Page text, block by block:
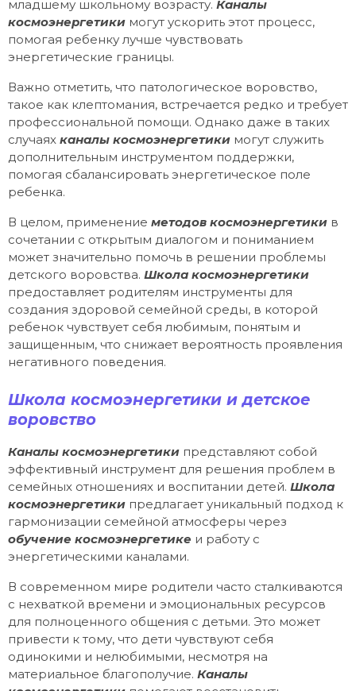
младшему школьному возрасту. Каналы
космоэнергетики могут ускорить этот процесс,
помогая ребенку лучше чувствовать
энергетические границы.
Важно отметить, что патологическое воровство,
такое как клептомания, встречается редко и требует
профессиональной помощи. Однако даже в таких
случаях каналы космоэнергетики могут служить
дополнительным инструментом поддержки,
помогая сбалансировать энергетическое поле
ребенка.
В целом, применение методов космоэнергетики в
сочетании с открытым диалогом и пониманием
может значительно помочь в решении проблемы
детского воровства. Школа космоэнергетики
предоставляет родителям инструменты для
создания здоровой семейной среды, в которой
ребенок чувствует себя любимым, понятым и
защищенным, что снижает вероятность проявления
негативного поведения.
Школа космоэнергетики и детское
воровство
Каналы космоэнергетики представляют собой
эффективный инструмент для решения проблем в
семейных отношениях и воспитании детей. Школа
космоэнергетики предлагает уникальный подход к
гармонизации семейной атмосферы через
обучение космоэнергетике и работу с
энергетическими каналами.
В современном мире родители часто сталкиваются
с нехваткой времени и эмоциональных ресурсов
для полноценного общения с детьми. Это может
привести к тому, что дети чувствуют себя
одинокими и нелюбимыми, несмотря на
материальное благополучие. Каналы